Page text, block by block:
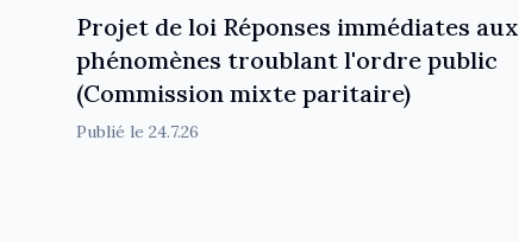
Projet de loi Réponses immédiates aux
phénomènes troublant l'ordre public
(Commission mixte paritaire)
Publié le 24.7.26